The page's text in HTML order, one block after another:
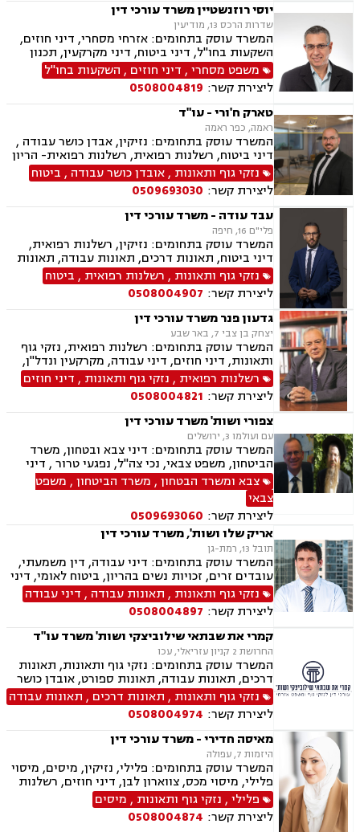
יוסי רוזנשטיין משרד עורכי דין
שדרות הרכס 13, מודיעין
המשרד עוסק בתחומים: אזרחי מסחרי, דיני חוזים,
השקעות בחו"ל, דיני ביטוח, דיני מקרקעין, תכנון
ובניה, ליקויי בניה, מושבים וקיבוצים, פינוי בינוי,
קבוצות רכישה, עסקאות מכר דירה, נדל"ן, פינוי
מושכר, הפקעת קרקעות, מגרשים לבניה,נחלות
ומשקים במושבים, רשות מקרקעי ישראל, צווי
הריסה, דיני חברות, ליווי עסקי, מיסוי נדל"ן, תמא
38, פשיטת רגל, תביעות ייצוגיות
משפט מסחרי, דיני חוזים , השקעות בחו"ל
ליצירת קשר: 0508004819
טארק ח'ורי - עו"ד
ראמה, כפר ראמה
המשרד עוסק בתחומים: נזיקין, אבדן כושר עבודה ,
דיני ביטוח, רשלנות רפואית, רשלנות רפואית- הריון
ולידה, רשלנות רפואית - רפואת שיניים, תאונות
דרכים, תאונות עבודה, תאונות ספורט, נזקי גוף,
תאונות תלמידים, נזקי רכוש, ביטוח לאומי, ביטוח
סיעודי , דיני פנסיה
נזקי גוף ותאונות ,אובדן כושר עבודה , ביטוח
ליצירת קשר: 0509693030
עבד עודה - משרד עורכי דין
פלי"ם 16, חיפה
המשרד עוסק בתחומים: נזיקין, רשלנות רפואית,
דיני ביטוח, תאונות דרכים, תאונות עבודה, תאונות
עקב רשלנות, תאונות תלמידים, נזקי גוף
נזקי גוף ותאונות , רשלנות רפואית , ביטוח
ליצירת קשר: 0508004907
גדעון פנר משרד עורכי דין
יצחק בן צבי 7, באר שבע
המשרד עוסק בתחומים: רשלנות רפואית, נזקי גוף
ותאונות, דיני חוזים, דיני עבודה, מקרקעין ונדל"ן,
דיני משפחה, בנקים, פלילי, נזקי גוף, תאונות עבודה,
תאונות דרכים, משפט מסחרי, תביעות ביטוח ונזקי
רכוש, ייפוי כוח מתמשך, נוטריון , רשלנות רפואית-
הריון ולידה, לשון הרע, תאונות ספורט, בריאות
הנפש, אובדן כושר עבודה , תאונות תלמידים,
תאונות עקב רשלנות, נזקי רכוש, קבלנות חוזית,
השקעות בחו"ל, דין משמעתי, עובדים זרים, זכויות
נשים בהריון, תכנון ובניה, דיור מוגן, אגודות
שיתופיות, ליקויי בנייה, מושבים וקיבוצים , ועוד
רשלנות רפואית , נזקי גוף ותאונות , דיני חוזים
ליצירת קשר: 0508004821
צפורי ושות' משרד עורכי דין
עם ועולמו 3, ירושלים
המשרד עוסק בתחומים: דיני צבא ובטחון, משרד
הביטחון, משפט צבאי, נכי צה"ל, נפגעי טרור , דיני
ביטוח, ביטוח לאומי, דיני מקרקעין, עסקאות מכר
דירה, תמ"א 38, ייפוי כח מתמשך
צבא ומשרד הבטחון, משרד הביטחון, משפט
צבאי
ליצירת קשר: 0509693060
אריק שלו ושות', משרד עורכי דין
תובל 13, רמת-גן
המשרד עוסק בתחומים: דיני עבודה, דין משמעתי,
עובדים זרים, זכויות נשים בהריון, ביטוח לאומי, דיני
ביטוח, ביטוח סיעודי , דיני פנסיה, צווי מניעה, אזרחי
מסחרי, קניין רוחני, זכויות יוצרים, דיני תאגידים,
פירוקים והקפאות הליכים, פשיטת רגל, ליווי עסקי,
נזיקין, רשלנות רפואית, רשלנות רפואית- הריון
ולידה, נזקי גוף, תאונות עקב רשלנות, תאונות
תלמידים, אבדן כושר עבודה , תאונות ספורט,
בריאות הנפש, לשון הרע, דיני צבא ובטחון, נכי צה"ל,
נפגעי טרור , תביעות יצוגיות
נזקי גוף ותאונות , תאונות עבודה , דיני עבודה
ליצירת קשר: 0508004897
קמרי את שבתאי שילוביצקי ושות' משרד עו"ד
החרושת 2 קניון עזריאלי, עכו
המשרד עוסק בתחומים: נזקי גוף ותאונות, תאונות
דרכים, תאונות עבודה, תאונות ספורט, אובדן כושר
עבודה, תאונות תלמידים, תאונות עקב רשלנות,
תביעות ביטוח ונזקי רכוש, ביטוח סיעודי, דיני
פנסיה, נזקי רכוש, פטור ממס הכנסה מסיבות
רפואיות
נזקי גוף ותאונות , תאונות דרכים , תאונות עבודה
ליצירת קשר: 0508004974
מאיסה חדירי - משרד עורכי דין
היזמות 7, עפולה
המשרד עוסק בתחומים: פלילי, נזיקין, מיסים, מיסוי
פלילי, מיסוי מכס, צווארון לבן, דיני חוזים, רשלנות
רפואית, דיני ביטוח, דיני חברות, הוצאה לפועל,
ביטוח לאומי, דיני עבודה, חדלות פירעון, עבירות
מס, תאונות עבודה, תאונות תלמידים, תביעות גזזת
פלילי, נזקי גוף ותאונות , מיסים
ליצירת קשר: 0508004874